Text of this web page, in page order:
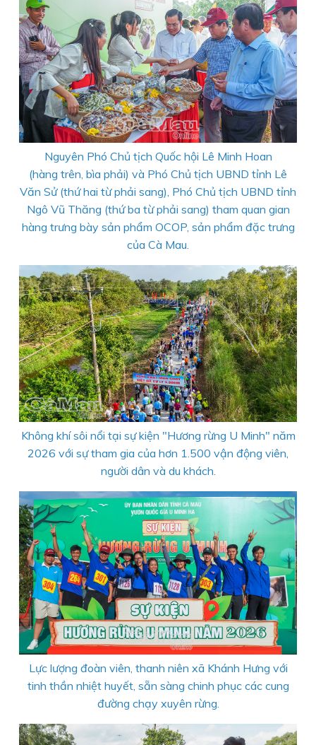
Nguyên Phó Chủ tịch Quốc hội Lê Minh Hoan
(hàng trên, bìa phải) và Phó Chủ tịch UBND tỉnh Lê
Văn Sử (thứ hai từ phải sang), Phó Chủ tịch UBND tỉnh
Ngô Vũ Thăng (thứ ba từ phải sang) tham quan gian
hàng trưng bày sản phẩm OCOP, sản phẩm đặc trưng
của Cà Mau.
Không khí sôi nổi tại sự kiện "Hương rừng U Minh" năm
2026 với sự tham gia của hơn 1.500 vận động viên,
người dân và du khách.
Lực lượng đoàn viên, thanh niên xã Khánh Hưng với
tinh thần nhiệt huyết, sẵn sàng chinh phục các cung
đường chạy xuyên rừng.